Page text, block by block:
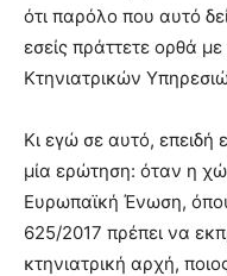
ότι παρόλο που αυτό
εσείς πράττετε ορθά
Κτηνιατρικών
Κι εγώ σε αυτό,
μία ερώτηση: όταν η
Ευρωπαϊκή Ένωση,
625/2017 πρέπει να
κτηνιατρική αρχή,